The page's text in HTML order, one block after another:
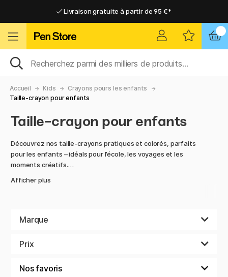
Livraison gratuite à partir de 95 €*
Livraison domicile ou point relais
Livraison gratuite à partir de 95 €*
Livraison domicile ou point relais
Accueil Kids
Crayons pours les enfants
Taille-crayon pour enfants
Taille-crayon pour enfants
Découvrez nos taille-crayons pratiques et colorés, parfaits
pour les enfants – idéals pour l’école, les voyages et les
moments créatifs.
Fabriqués à partir de matériaux durables, ils assurent un
simple et amusant.
Choisissez parmi différents modèles aux couleurs vives et
Afficher plus
Marque
Prix